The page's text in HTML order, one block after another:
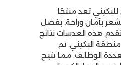
للبكيني تعد منتجًا
الشعر بأمان وراحة. بفضل
تقدم هذه العدسات نتائج
البكيني. تم
الوظائف، مما يتيح